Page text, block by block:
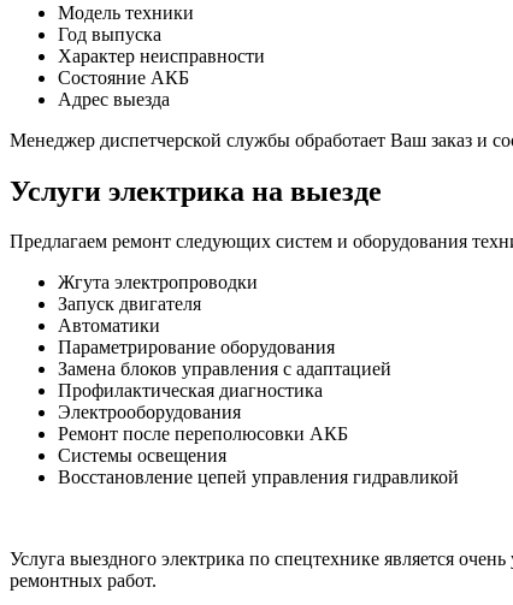
Модель техники
Год выпуска
Характер неисправности
Состояние АКБ
Адрес выезда
Менеджер диспетчерской службы обработает Ваш заказ и
Услуги электрика на выезде
Предлагаем ремонт следующих систем и оборудования
Жгута электропроводки
Запуск двигателя
Автоматики
Параметрирование оборудования
Замена блоков управления с адаптацией
Профилактическая диагностика
Электрооборудования
Ремонт после переполюсовки АКБ
Системы освещения
Восстановление цепей управления гидравликой
Услуга выездного электрика по спецтехнике является
ремонтных работ.